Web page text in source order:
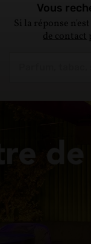
Vous
Si la réponse
de contact